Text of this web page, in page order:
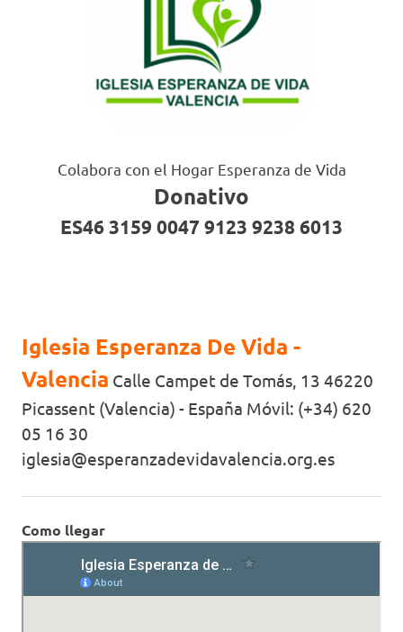
Colabora con el Hogar Esperanza de Vida
Donativo
ES46 3159 0047 9123 9238 6013
Iglesia Esperanza De Vida -
Valencia Calle Campet de Tomás, 13 46220
Picassent (Valencia) - España Móvil: (+34) 620
05 16 30
iglesia@esperanzadevidavalencia.org.es
Como llegar